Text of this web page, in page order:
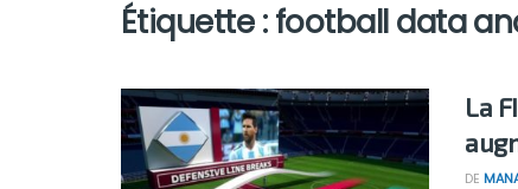
Étiquette :football data
La
DE